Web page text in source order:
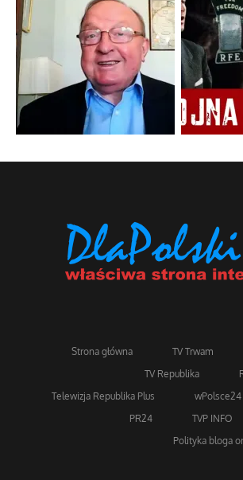
Strona główna TV Trwam
TV Republika
Telewizja Republika Plus
wPolsce24
PR24
TVP INFO
Polityka bloga